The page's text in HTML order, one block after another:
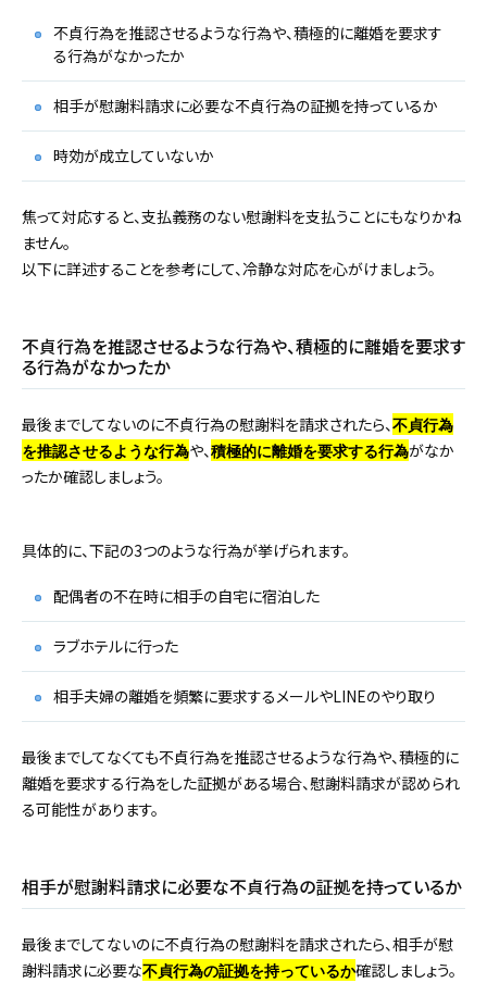
不貞行為を推認させるような行為や、積極的に離婚を要求す
る行為がなかったか
相手が慰謝料請求に必要な不貞行為の証拠を持っているか
時効が成立していないか
焦って対応すると、支払義務のない慰謝料を支払うことにもなりかね
ません。
以下に詳述することを参考にして、冷静な対応を心がけましょう。
不貞行為を推認させるような行為や、積極的に離婚を要求す
る行為がなかったか
最後までしてないのに不貞行為の慰謝料を請求されたら、不貞行為
を推認させるような行為や、積極的に離婚を要求する行為がなか
ったか確認しましょう。
具体的に、下記の3つのような行為が挙げられます。
配偶者の不在時に相手の自宅に宿泊した
ラブホテルに行った
相手夫婦の離婚を頻繁に要求するメールやLINEのやり取り
最後までしてなくても不貞行為を推認させるような行為や、積極的に
離婚を要求する行為をした証拠がある場合、慰謝料請求が認められ
る可能性があります。
相手が慰謝料請求に必要な不貞行為の証拠を持っているか
最後までしてないのに不貞行為の慰謝料を請求されたら、相手が慰
謝料請求に必要な不貞行為の証拠を持っているか確認しましょう。